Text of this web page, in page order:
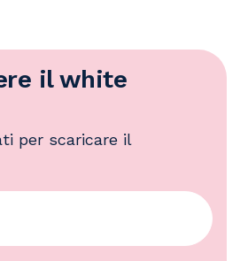
il white
per scaricare il